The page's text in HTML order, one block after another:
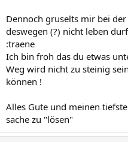
Dennoch gruselts mir bei
deswegen (?) nicht leben
:traene
Ich bin froh das du etwas
Weg wird nicht zu steinig
können !
Alles Gute und meinen
sache zu "lösen"